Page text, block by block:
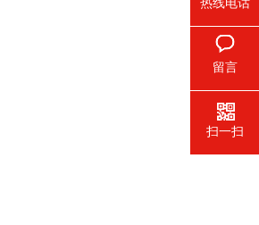
热线电话
留言
扫一扫